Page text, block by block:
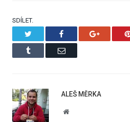
SDÍLET.
Facebook Google+
Tumblr Email
ALEŠ MĚRKA
Website